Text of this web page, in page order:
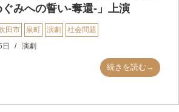
みへの誓い-奪還-」上演
田市 泉町 演劇
社会問題
演劇
続きを読む→